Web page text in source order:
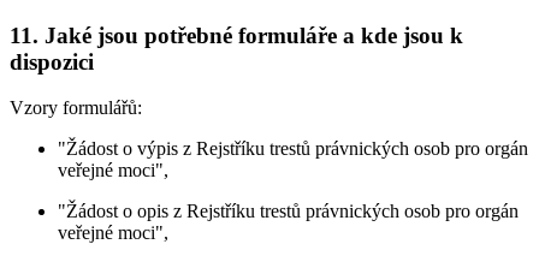
11. Jaké jsou potřebné formuláře a kde jsou k
dispozici
Vzory formulářů:
"Žádost o výpis z Rejstříku trestů právnických osob pro orgán
veřejné moci",
"Žádost o opis z Rejstříku trestů právnických osob pro orgán
veřejné moci",